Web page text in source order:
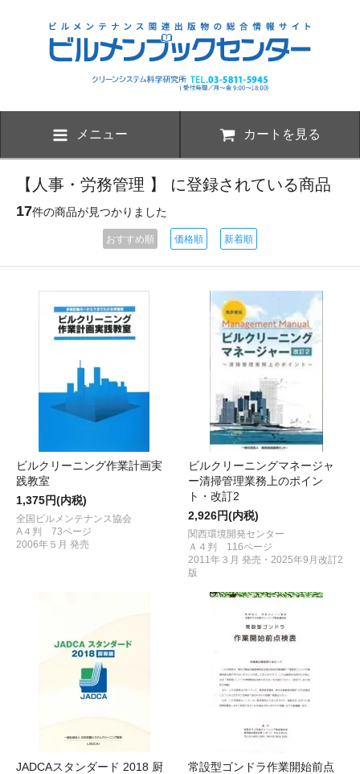
メニュー カートを見る
【人事・労務管理 】 に登録されている商品
17件の商品が見つかりました
おすすめ順 価格順 新着順
ビルクリーニング作業計画実
践教室
1,375円(内税)
全国ビルメンテナンス協会
A４判 73ページ
2006年５月 発売
ビルクリーニングマネージャ
ー清掃管理業務上のポイン
ト・改訂2
2,926円(内税)
関西環境開発センター
Ａ４判 116ページ
2011年３月 発売・2025年9月改訂2
版
JADCAスタンダード 2018 厨
常設型ゴンドラ作業開始前点